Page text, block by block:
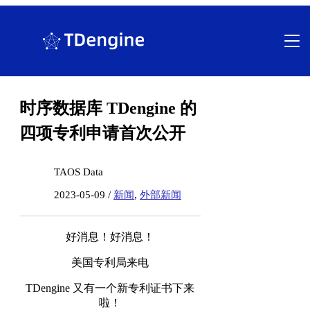
时序数据库 TDengine 的
四项专利申请首次公开
TAOS Data
2023-05-09 / 新闻, 外部新闻
好消息！好消息！
美国专利局来电
TDengine 又有一个新专利证书下来
啦！